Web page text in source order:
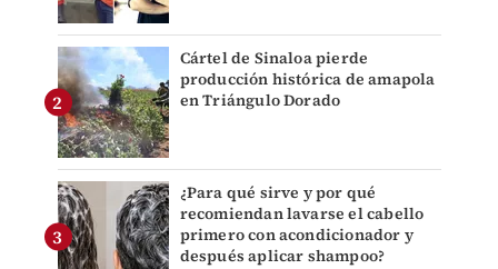
Cártel de Sinaloa pierde
producción histórica de amapola
en Triángulo Dorado
¿Para qué sirve y por qué
recomiendan lavarse el cabello
primero con acondicionador y
después aplicar shampoo?